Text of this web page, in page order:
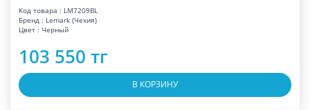
Код товара : LM7209BL
Бренд : Lemark (Чехия)
Цвет : Черный
103 550 тг
В КОРЗИНУ